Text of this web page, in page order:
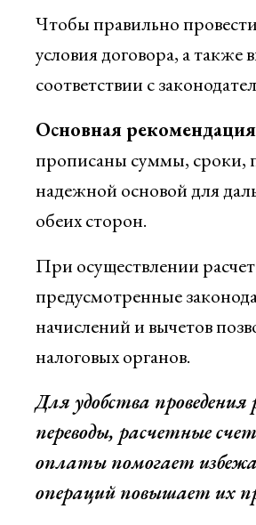
Чтобы правильно
условия договора, а
соответствии с
Основная рекомендация
прописаны суммы, сроки,
надежной основой для
обеих сторон.
При осуществлении
предусмотренные
начислений и вычетов
налоговых органов.
Для удобства
переводы, расчетные
оплаты помогает
операций повышает их